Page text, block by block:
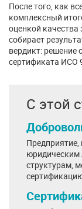
После того, как
комплексный
оценкой качества
собирает
вердикт: решение
сертификата ИСО
С этой
Предприятие,
юридическим
структурам,